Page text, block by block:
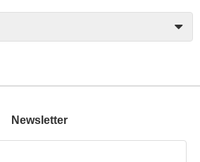
Newsletter